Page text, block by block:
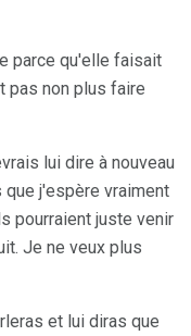
parce qu'elle faisait
pas non plus faire
lui dire à nouveau
que j'espère vraiment
pourraient juste venir
Je ne veux plus
et lui diras que